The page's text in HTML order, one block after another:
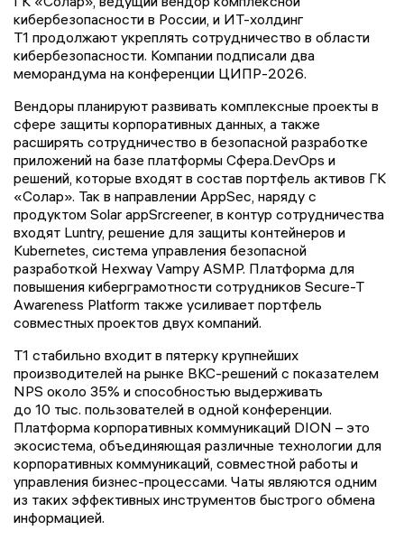
кибербезопасности в России, и ИТ-холдинг
Т1 продолжают укреплять сотрудничество в области
кибербезопасности. Компании подписали два
меморандума на конференции ЦИПР-2026.
Вендоры планируют развивать комплексные проекты в
сфере защиты корпоративных данных, а также
расширять сотрудничество в безопасной разработке
приложений на базе платформы Сфера.DevOps и
решений, которые входят в состав портфель активов ГК
«Солар». Так в направлении AppSec, наряду с
продуктом Solar appSrcreener, в контур сотрудничества
входят Luntry, решение для защиты контейнеров и
Kubernetes, система управления безопасной
разработкой Hexway Vampy ASMP. Платформа для
повышения киберграмотности сотрудников Secure-T
Awareness Platform также усиливает портфель
совместных проектов двух компаний.
Т1 стабильно входит в пятерку крупнейших
производителей на рынке ВКС-решений с показателем
NPS около 35% и способностью выдерживать
до 10 тыс. пользователей в одной конференции.
Платформа корпоративных коммуникаций DION – это
экосистема, объединяющая различные технологии для
корпоративных коммуникаций, совместной работы и
управления бизнес-процессами. Чаты являются одним
из таких эффективных инструментов быстрого обмена
информацией.